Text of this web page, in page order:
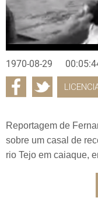
1970-08-29
Reportagem de
sobre um casal de
rio Tejo em caiaque,